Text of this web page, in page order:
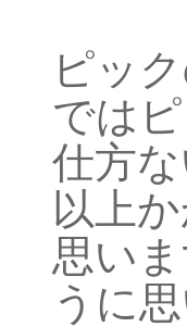
ピッ
では
仕方
以上
思い
うに